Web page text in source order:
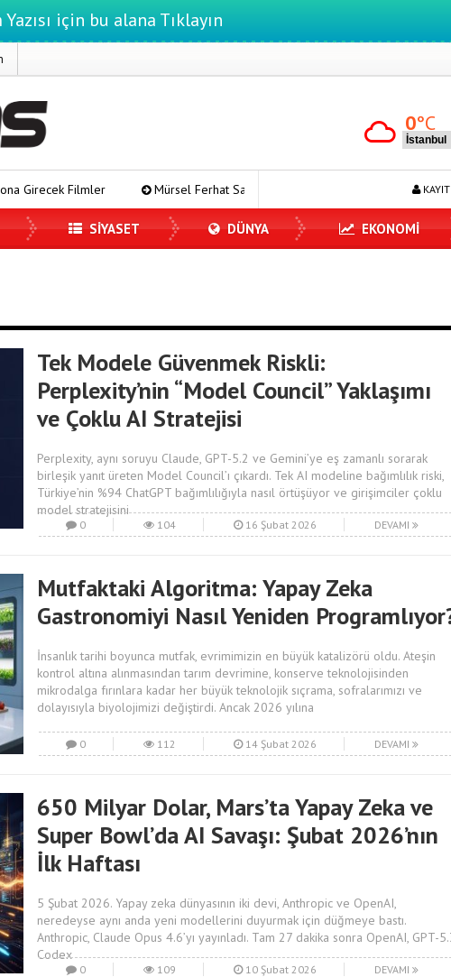
için bu alana Tıklayın
0°C
Mürsel Ferhat Sağlam Tek Rumeli Tv’de Marka Atölyesi Programına
SİYASET DÜNYA EKONOMİ
Tek Modele Güvenmek Riskli:
Perplexity’nin “Model Council” Yaklaşımı
ve Çoklu AI Stratejisi
Perplexity, aynı soruyu Claude, GPT-5.2 ve Gemini’ye eş zamanlı sorarak
birleşik yanıt üreten Model Council’ı çıkardı. Tek AI modeline bağımlılık riski,
Türkiye’nin %94 ChatGPT bağımlılığıyla nasıl örtüşüyor ve girişimciler çoklu
model stratejisini
0 104 16 Şubat 2026 DEVAMI
Mutfaktaki Algoritma: Yapay Zeka
Gastronomiyi Nasıl Yeniden
İnsanlık tarihi boyunca mutfak, evrimimizin en büyük katalizörü oldu. Ateşin
kontrol altına alınmasından tarım devrimine, konserve teknolojisinden
mikrodalga fırınlara kadar her büyük teknolojik sıçrama, sofralarımızı ve
dolayısıyla biyolojimizi değiştirdi. Ancak 2026 yılına
0 112 14 Şubat 2026 DEVAMI
650 Milyar Dolar, Mars’ta Yapay Zeka ve
Super Bowl’da AI Savaşı: Şubat 2026’nın
İlk Haftası
5 Şubat 2026. Yapay zeka dünyasının iki devi, Anthropic ve OpenAI,
neredeyse aynı anda yeni modellerini duyurmak için düğmeye bastı.
Anthropic, Claude Opus 4.6’yı yayınladı. Tam 27 dakika sonra OpenAI, GPT-
Codex
0 109 10 Şubat 2026 DEVAMI